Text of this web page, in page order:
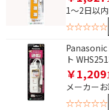
1～2日以
☆☆☆☆☆
Panasonic
ト
￥1,209
メーカー
☆☆☆☆☆
15m
スイッチタイ
スイッチ付き（個
USBポート数